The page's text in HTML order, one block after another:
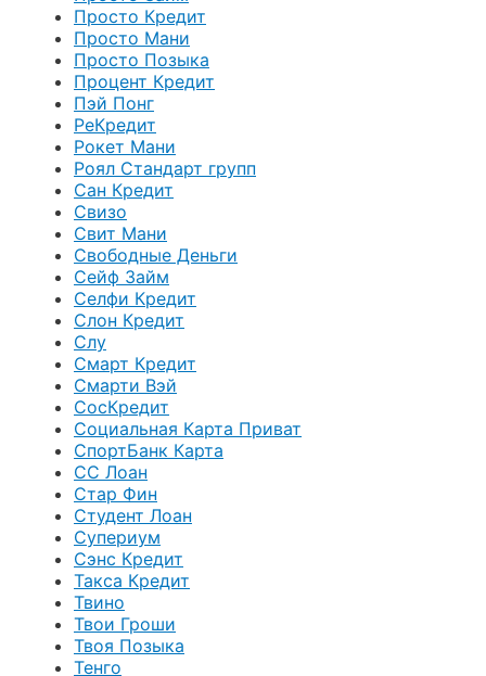
Просто Кредит
Просто Мани
Просто Позыка
Процент Кредит
Пэй Понг
РеКредит
Рокет Мани
Роял Стандарт групп
Сан Кредит
Свизо
Свит Мани
Свободные Деньги
Сейф Займ
Селфи Кредит
Слон Кредит
Слу
Смарт Кредит
Смарти Вэй
СосКредит
Социальная Карта Приват
СпортБанк Карта
СС Лоан
Стар Фин
Студент Лоан
Супериум
Сэнс Кредит
Такса Кредит
Твино
Твои Гроши
Твоя Позыка
Тенго